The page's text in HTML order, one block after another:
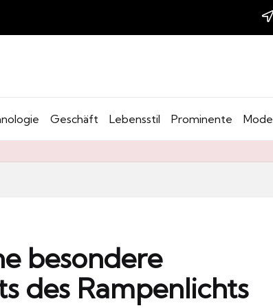
Geschäft Lebensstil Prominente Mode
besondere
des Rampenlichts